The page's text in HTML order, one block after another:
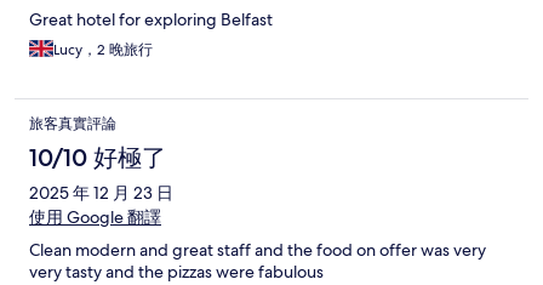
Great hotel for exploring Belfast
Lucy，2 晚旅行
旅客真實評論
10/10 好極了
2025 年 12 月 23 日
使用 Google 翻譯
Clean modern and great staff and the food on offer was very
very tasty and the pizzas were fabulous